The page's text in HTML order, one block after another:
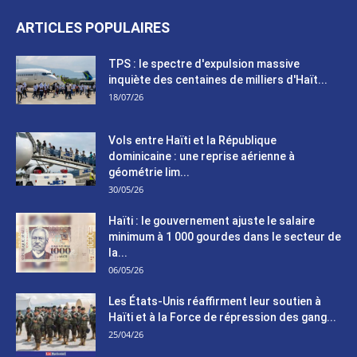
ARTICLES POPULAIRES
TPS : le spectre d'expulsion massive
inquiète des centaines de milliers d'Haït...
18/07/26
Vols entre Haïti et la République
dominicaine : une reprise aérienne à
géométrie lim...
30/05/26
Haïti : le gouvernement ajuste le salaire
minimum à 1 000 gourdes dans le secteur de
la...
06/05/26
Les États-Unis réaffirment leur soutien à
Haïti et à la Force de répression des gang...
25/04/26